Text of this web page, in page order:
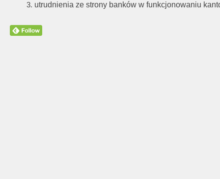
utrudnienia ze strony banków w funkcjonowaniu